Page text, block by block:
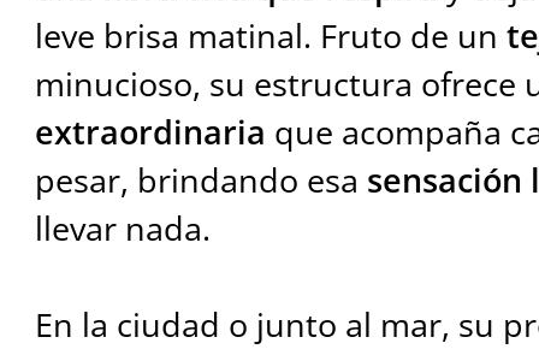
leve brisa matinal. Fruto de un
minucioso, su estructura ofrece
extraordinaria que acompaña
pesar, brindando esa sensación
llevar nada.
En la ciudad o junto al mar, su